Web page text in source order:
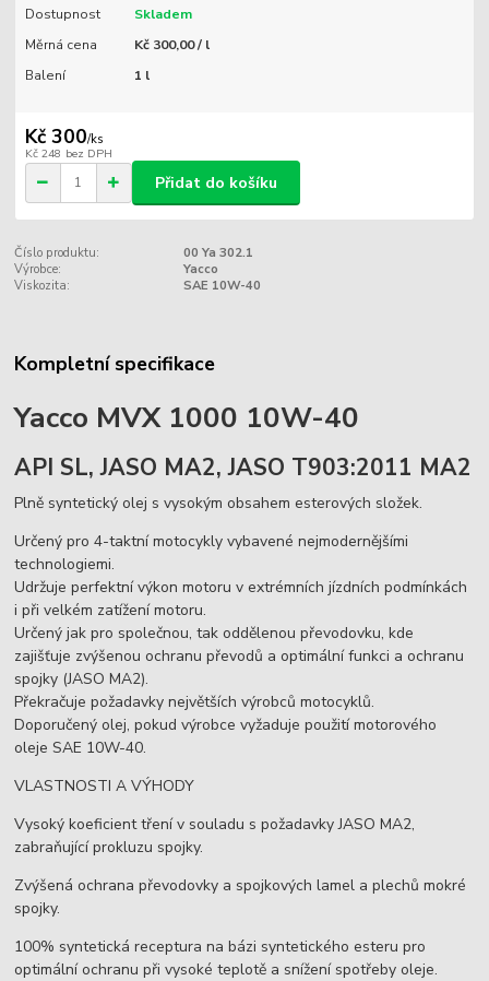
Dostupnost
Skladem
Měrná cena
Kč 300,00 / l
Balení
1 l
Kč 300/ks
Kč 248 bez DPH
Přidat do košíku
Číslo produktu:
00 Ya 302.1
Výrobce:
Yacco
Viskozita:
SAE 10W-40
Kompletní specifikace
Yacco MVX 1000 10W-40
API SL, JASO MA2, JASO T903:2011 MA2
Plně syntetický olej s vysokým obsahem esterových složek.
Určený pro 4-taktní motocykly vybavené nejmodernějšími
technologiemi.
Udržuje perfektní výkon motoru v extrémních jízdních podmínkách
i při velkém zatížení motoru.
Určený jak pro společnou, tak oddělenou převodovku, kde
zajišťuje zvýšenou ochranu převodů a optimální funkci a ochranu
spojky (JASO MA2).
Překračuje požadavky největších výrobců motocyklů.
Doporučený olej, pokud výrobce vyžaduje použití motorového
oleje SAE 10W-40.
VLASTNOSTI A VÝHODY
Vysoký koeficient tření v souladu s požadavky JASO MA2,
zabraňující prokluzu spojky.
Zvýšená ochrana převodovky a spojkových lamel a plechů mokré
spojky.
100% syntetická receptura na bázi syntetického esteru pro
optimální ochranu při vysoké teplotě a snížení spotřeby oleje.